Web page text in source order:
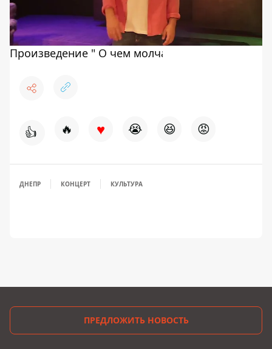
👍 🔥 ♥ 😭 😆 😡
ДНЕПР КОНЦЕРТ КУЛЬТУРА
ПРЕДЛОЖИТЬ НОВОСТЬ